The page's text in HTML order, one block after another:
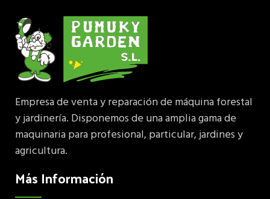
Empresa de venta y reparación de máquina forestal
y jardinería. Disponemos de una amplia gama de
maquinaria para profesional, particular, jardines y
agricultura.
Más Información